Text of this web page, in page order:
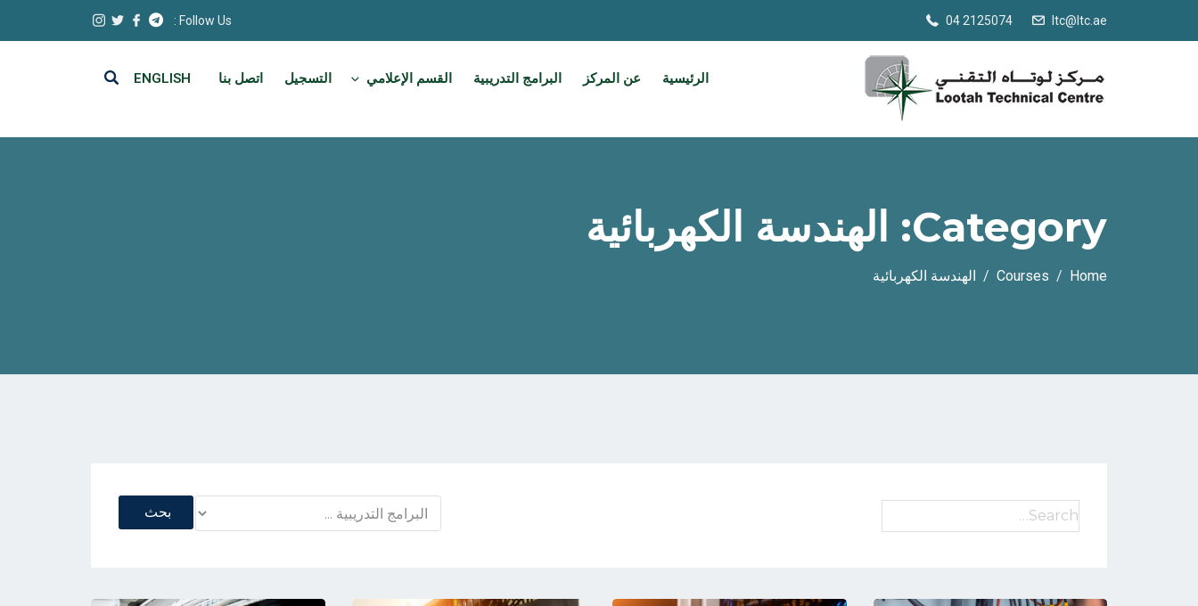
ltc@ltc.ae
04 2125074
Follow Us :
الرئيسية عن المركز البرامج التدريبية القسم الإعلامي التسجيل اتصل بنا ENGLISH
Category: الهندسة الكهربائية
Home
Courses الهندسة الكهربائية
for: